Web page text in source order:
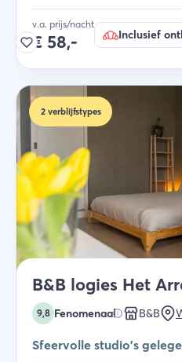
v.a. prijs/nacht
€ 58,- Inclusief
2 verblijfstypes
B&B logies Het
9,8 Fenomenaal B&B
Sfeervolle studio's